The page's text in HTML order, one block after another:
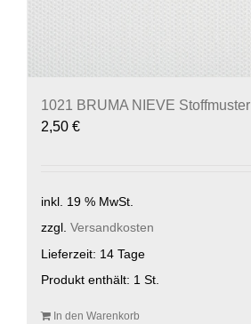
1021 BRUMA NIEVE Stoffmuster
2,50 €
inkl. 19 % MwSt.
zzgl. Versandkosten
Lieferzeit: 14 Tage
Produkt enthält: 1 St.
In den Warenkorb